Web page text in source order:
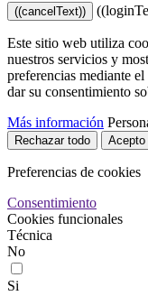
((cancelText))
Este sitio web utiliza
nuestros servicios y
preferencias mediante
dar su consentimiento
Más información
Rechazar todo Acepto
Preferencias de cookies
Consentimiento
Cookies funcionales
Técnica
No
Si